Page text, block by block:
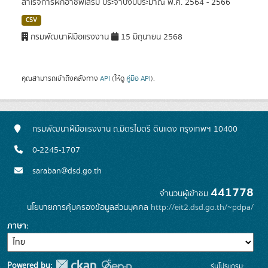
สำเร็จการฝึกอาชีพเสริม ประจำปีงบประมาณ พ.ศ. 2564 - 2566
CSV
กรมพัฒนาฝีมือแรงงาน 15 มิถุนายน 2568
คุณสามารถเข้าถึงคลังทาง API (ให้ดู คู่มือ API).
กรมพัฒนาฝีมือแรงงาน ถ.มิตรไมตรี ดินแดง กรุงเทพฯ 10400
0-2245-1707
saraban@dsd.go.th
จำนวนผู้เข้าชม 441778
นโยบายการคุ้มครองข้อมูลส่วนบุคคล http://eit2.dsd.go.th/~pdpa/
ภาษา
Powered by: